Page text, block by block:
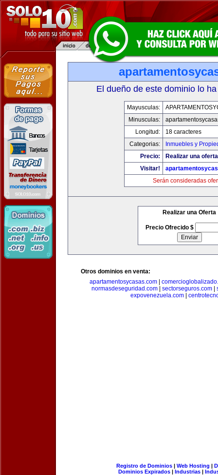
El dueño de este dominio lo
Mayusculas:
Minusculas:
Longitud:
18 caracteres
Categorias:
Inmuebles y
Precio:
Realizar una
Visitar!
Serán consideradas
Realizar una Oferta
Precio Ofrecido $
Otros dominios en venta:
apartamentosycasas.com|
normasdeseguridad.com| sectorseguros.com|
expovenezuela.com
Registro de Dominios| Web Hosting |
Dominios Expirados | Industrias |